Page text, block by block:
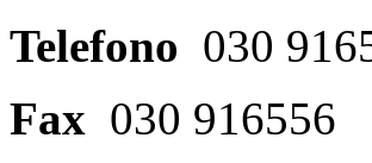
Telefono 030
Fax 030 916556